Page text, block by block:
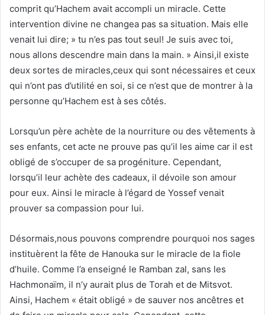
comprit qu’Hachem avait accompli un miracle. Cette
intervention divine ne changea pas sa situation. Mais elle
venait lui dire; » tu n’es pas tout seul! Je suis avec toi,
nous allons descendre main dans la main. » Ainsi,il existe
deux sortes de miracles,ceux qui sont nécessaires et ceux
qui n’ont pas d’utilité en soi, si ce n’est que de montrer à la
personne qu’Hachem est à ses côtés.
Lorsqu’un père achète de la nourriture ou des vêtements à
ses enfants, cet acte ne prouve pas qu’il les aime car il est
obligé de s’occuper de sa progéniture. Cependant,
lorsqu’il leur achète des cadeaux, il dévoile son amour
pour eux. Ainsi le miracle à l’égard de Yossef venait
prouver sa compassion pour lui.
Désormais,nous pouvons comprendre pourquoi nos sages
instituèrent la fête de Hanouka sur le miracle de la fiole
d’huile. Comme l’a enseigné le Ramban zal, sans les
Hachmonaïm, il n’y aurait plus de Torah et de Mitsvot.
Ainsi, Hachem « était obligé » de sauver nos ancêtres et